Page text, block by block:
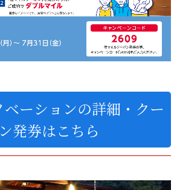
ーションの詳細・クー
発券はこちら